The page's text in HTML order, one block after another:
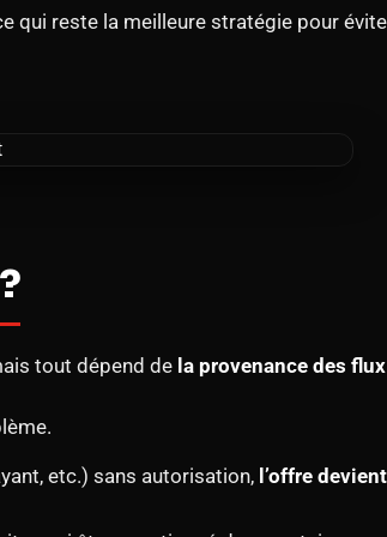
qui reste la meilleure stratégie pour
tout dépend de la provenance des
etc.) sans autorisation, l’offre